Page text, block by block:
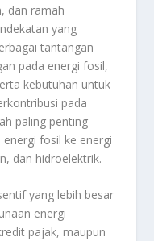
dan ramah
yang
tantangan
pada energi fosil,
kebutuhan untuk
pada
paling penting
fosil ke energi
dan hidroelektrik.
yang lebih besar
energi
pajak, maupun